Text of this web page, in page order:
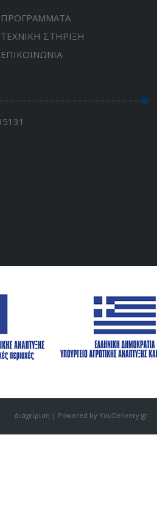
ΠΡΟΓΡΑΜΜΑΤΑ
ΤΕΧΝΙΚΗ ΣΤΗΡΙΞΗ
ΕΠΙΚΟΙΝΩΝΙΑ
Διαχείριση | Powered by YouDelivery.gr